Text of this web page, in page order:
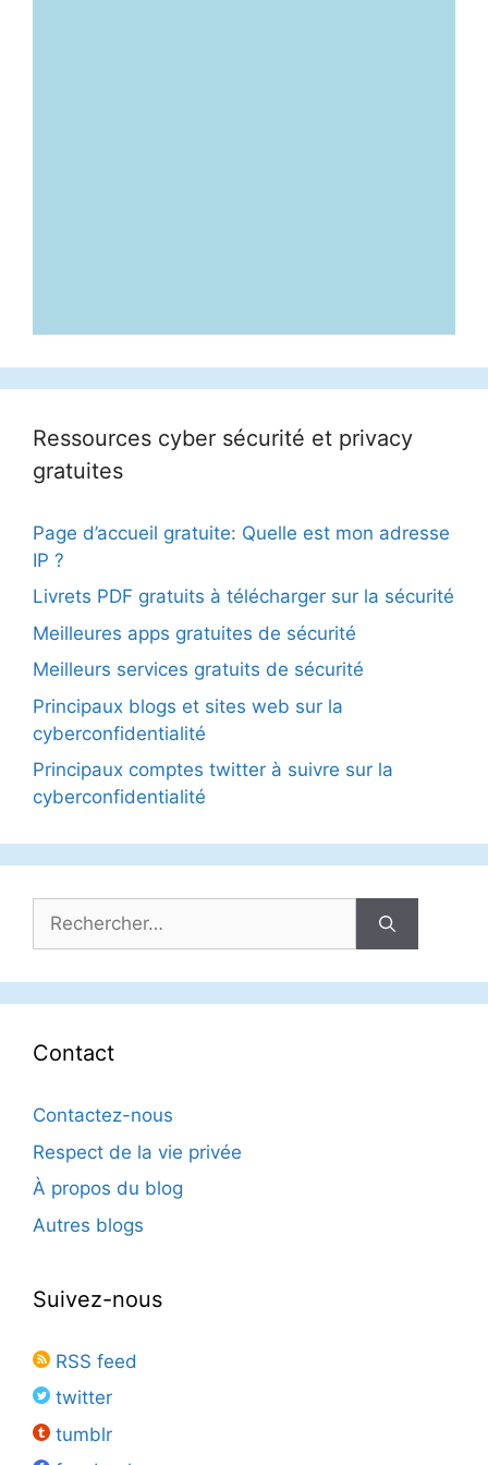
Ressources cyber sécurité et privacy
gratuites
Page d’accueil gratuite: Quelle est mon adresse
IP ?
Livrets PDF gratuits à télécharger sur la sécurité
Meilleures apps gratuites de sécurité
Meilleurs services gratuits de sécurité
Principaux blogs et sites web sur la
cyberconfidentialité
Principaux comptes twitter à suivre sur la
cyberconfidentialité
Rechercher :
Contact
Contactez-nous
Respect de la vie privée
À propos du blog
Autres blogs
Suivez-nous
RSS feed
twitter
tumblr